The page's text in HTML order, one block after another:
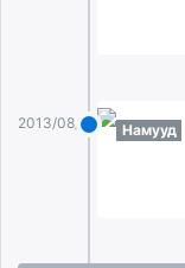
2013/08/02 Намууд